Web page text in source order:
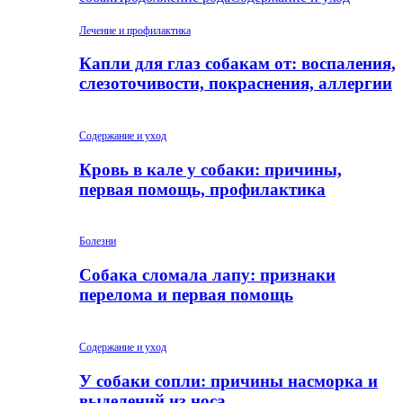
Лечение и профилактика
Капли для глаз собакам от: воспаления,
слезоточивости, покраснения, аллергии
Содержание и уход
Кровь в кале у собаки: причины,
первая помощь, профилактика
Болезни
Собака сломала лапу: признаки
перелома и первая помощь
Содержание и уход
У собаки сопли: причины насморка и